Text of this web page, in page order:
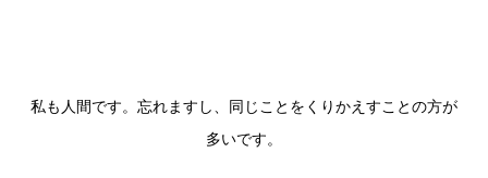
私も人間です。忘れますし、同じことをくりかえすことの方が
多いです。